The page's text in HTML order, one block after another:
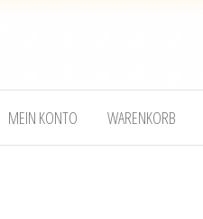
MEIN KONTO WARENKORB